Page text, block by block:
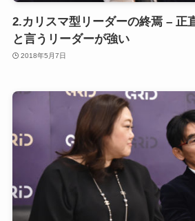
2.カリスマ型リーダーの終焉 – 正
と言うリーダーが強い
2018年5月7日